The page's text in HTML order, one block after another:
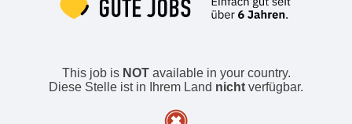
This job is NOTavailable in your country.
Diese Stelle ist in Ihrem Land nicht verfügbar.